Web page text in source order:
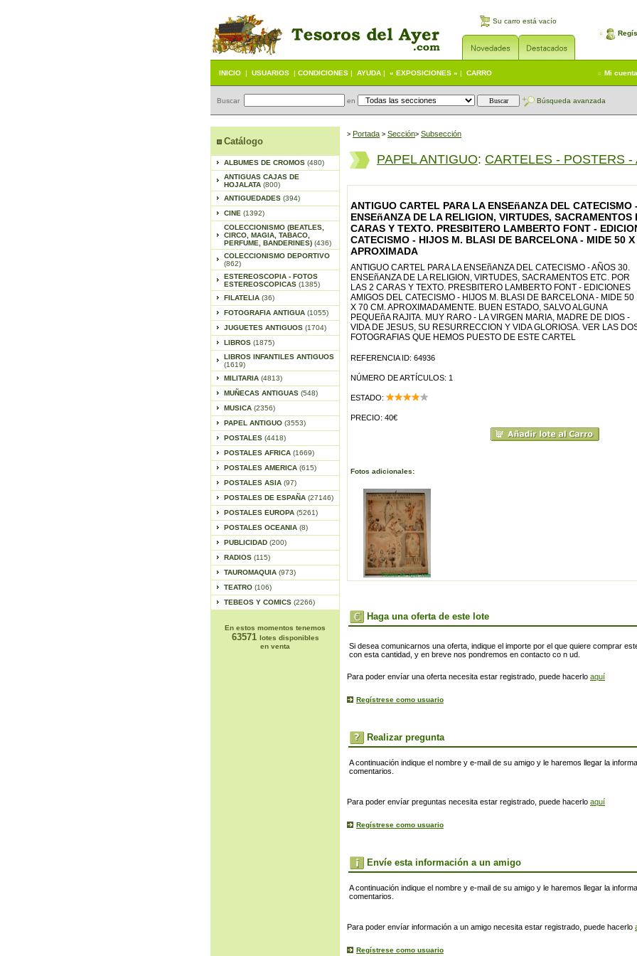
Su carro está vacío
INICIO | USUARIOS | CONDICIONES | AYUDA | « EXPOSICIONES » | CARRO Mi cuenta
Buscar en Búsqueda avanzada
Catálogo
ALBUMES DE CROMOS (480)
ANTIGUAS CAJAS DE
HOJALATA (800)
ANTIGUEDADES (394)
CINE (1392)
COLECCIONISMO (BEATLES,
CIRCO, MAGIA, TABACO,
PERFUME, BANDERINES) (436)
COLECCIONISMO DEPORTIVO
(862)
ESTEREOSCOPIA - FOTOS
ESTEREOSCOPICAS (1385)
FILATELIA (36)
FOTOGRAFIA ANTIGUA (1055)
JUGUETES ANTIGUOS (1704)
LIBROS (1875)
LIBROS INFANTILES ANTIGUOS
(1619)
MILITARIA (4813)
MUÑECAS ANTIGUAS (548)
MUSICA (2356)
PAPEL ANTIGUO (3553)
POSTALES (4418)
POSTALES AFRICA (1669)
POSTALES AMERICA (615)
POSTALES ASIA (97)
POSTALES DE ESPAÑA (27146)
POSTALES EUROPA (5261)
POSTALES OCEANIA (8)
PUBLICIDAD (200)
RADIOS (115)
TAUROMAQUIA (973)
TEATRO (106)
TEBEOS Y COMICS (2266)
En estos momentos tenemos
63571 lotes disponibles
en venta
> Portada > Sección> Subsección
PAPEL ANTIGUO: CARTELES - POSTERS -
ANTIGUO CARTEL PARA LA ENSEñANZA DEL CATECISMO
ENSEñANZA DE LA RELIGION, VIRTUDES, SACRAMENTOS
CARAS Y TEXTO. PRESBITERO LAMBERTO FONT -
CATECISMO - HIJOS M. BLASI DE BARCELONA - MIDE 50
APROXIMADA
ANTIGUO CARTEL PARA LA ENSEñANZA DEL CATECISMO - AÑOS 30.
ENSEñANZA DE LA RELIGION, VIRTUDES, SACRAMENTOS ETC. POR
LAS 2 CARAS Y TEXTO. PRESBITERO LAMBERTO FONT - EDICIONES
AMIGOS DEL CATECISMO - HIJOS M. BLASI DE BARCELONA - MIDE 50
X 70 CM. APROXIMADAMENTE. BUEN ESTADO, SALVO ALGUNA
PEQUEñA RAJITA. MUY RARO - LA VIRGEN MARIA, MADRE DE DIOS -
VIDA DE JESUS, SU RESURRECCION Y VIDA GLORIOSA. VER LAS
FOTOGRAFIAS QUE HEMOS PUESTO DE ESTE CARTEL
REFERENCIA ID: 64936
NÚMERO DE ARTÍCULOS: 1
ESTADO:
PRECIO: 40€
Fotos adicionales:
Haga una oferta de este lote
Si desea comunicarnos una oferta, indique el importe por el que quiere comprar
con esta cantidad, y en breve nos pondremos en contacto co n ud.
Para poder envíar una oferta necesita estar registrado, puede hacerlo aquí
Regístrese como usuario
Realizar pregunta
A continuación indique el nombre y e-mail de su amigo y le haremos llegar la
comentarios.
Para poder envíar preguntas necesita estar registrado, puede hacerlo aquí
Regístrese como usuario
Envíe esta información a un amigo
A continuación indique el nombre y e-mail de su amigo y le haremos llegar la
comentarios.
Para poder envíar información a un amigo necesita estar registrado, puede hacerlo
Regístrese como usuario